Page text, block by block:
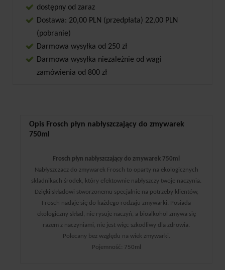
dostępny od zaraz
Dostawa: 20,00 PLN (przedpłata) 22,00 PLN
(pobranie)
Darmowa wysyłka od 250 zł
Darmowa wysyłka niezależnie od wagi
zamówienia od 800 zł
Opis Frosch płyn nabłyszczający do zmywarek
750ml
Frosch płyn nabłyszczający do zmywarek 750ml
Nabłyszczacz do zmywarek Frosch to oparty na ekologicznych
składnikach środek, który efektownie nabłyszczy twoje naczynia.
Dzięki składowi stworzonemu specjalnie na potrzeby klientów,
Frosch nadaje się do każdego rodzaju zmywarki. Posiada
ekologiczny skład, nie rysuje naczyń, a bioalkohol zmywa się
razem z naczyniami, nie jest więc szkodliwy dla zdrowia.
Polecany bez względu na wiek zmywarki.
Pojemność: 750ml